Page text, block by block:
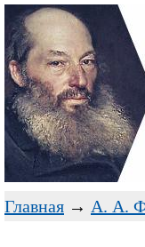
Главная → А. А.